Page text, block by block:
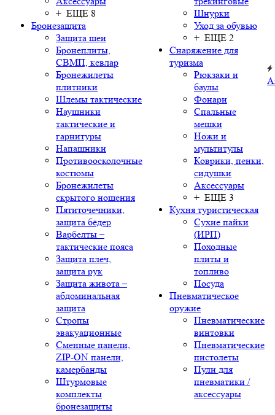
+ ЕЩЕ 8
Бронезащита
Защита шеи
Бронеплиты,
СВМП, кевлар
Бронежилеты
плитники
Шлемы тактические
Наушники
тактические и
гарнитуры
Напашники
Противоосколочные
костюмы
Бронежилеты
скрытого ношения
Пятиточечники,
защита бёдер
Варбелты –
тактические пояса
Защита плеч,
защита рук
Защита живота –
абдоминальная
защита
Стропы
эвакуационные
Сменные панели,
ZIP-ON панели,
камербанды
Штурмовые
комплекты
бронезащиты
Шнурки
Уход за обувью
+ ЕЩЕ 2
Снаряжение для
туризма
Рюкзаки и
баулы
Фонари
Спальные
мешки
Ножи и
мультитулы
Коврики, пенки,
сидушки
Аксессуары
+ ЕЩЕ 3
Кухня туристическая
Сухие пайки
(ИРП)
Походные
плиты и
топливо
Посуда
Пневматическое
оружие
Пневматические
винтовки
Пневматические
пистолеты
Пули для
пневматики /
аксессуары